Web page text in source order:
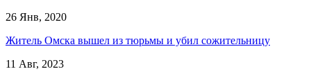
26 Янв, 2020
Житель Омска вышел из тюрьмы и убил сожительницу
11 Авг, 2023